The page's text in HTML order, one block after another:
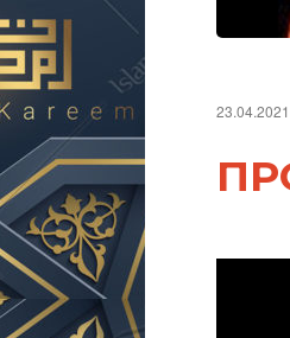
23.04.2021